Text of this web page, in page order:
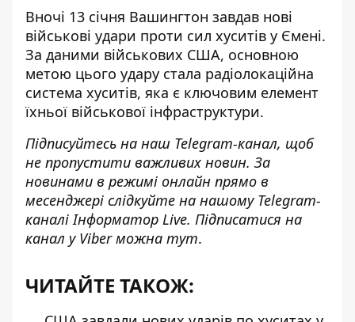
Вночі 13 січня Вашингтон завдав нові
військові удари проти сил хуситів у Ємені.
За даними військових США, основною
метою цього удару стала радіолокаційна
система хуситів, яка є ключовим елемент
їхньої військової інфраструктури.
Підписуйтесь на наш Telegram-канал, щоб
не пропустити важливих новин. За
новинами в режимі онлайн прямо в
месенджері слідкуйте на нашому Telegram-
каналіІнформатор Live. Підписатися на
канал у Viber можна тут.
ЧИТАЙТЕ ТАКОЖ: